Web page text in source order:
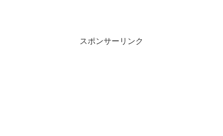
スポンサーリンク